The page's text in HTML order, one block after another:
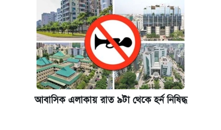
আবাসিক এলাকায় রাত ৯টা থেকে হর্ন নিষিদ্ধ